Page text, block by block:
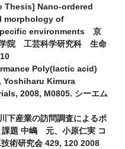
Thesis] Nano-ordered
morphology of
environments 京
学院 工芸科学研究科 生命
Poly(lactic acid)
Yoshiharu Kimura
2008, M0805. シーエム
下産業の訪問調査によるポ
課題 中嶋 元、小原仁実 コ
術研究会 429, 120 2008